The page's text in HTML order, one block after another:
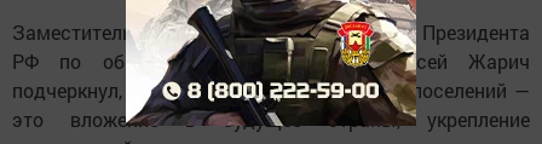
Заместитель начальника Управления Президента
РФ по общественным проектам Алексей Жарич
подчеркнул, что сохранение исторических поселений —
это вложение в будущее страны, укрепление